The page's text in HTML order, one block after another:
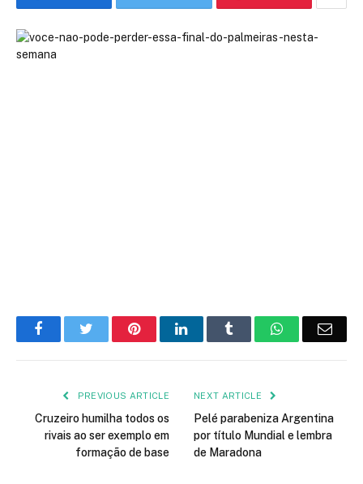
FacebookTwitter PinterestLinkedIn Tumblr WhatsApp
PREVIOUS ARTICLE
Cruzeiro humilha todos os
rivais ao ser exemplo em
formação de base
NEXT ARTICLE
Pelé parabeniza Argentina
por título Mundial e lembra
de Maradona